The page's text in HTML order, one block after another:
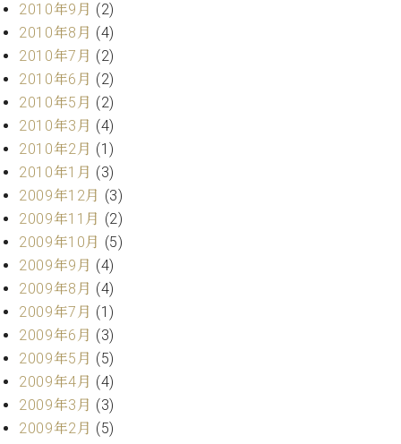
2010年9月 (2)
2010年8月 (4)
2010年7月 (2)
2010年6月 (2)
2010年5月 (2)
2010年3月 (4)
2010年2月 (1)
2010年1月 (3)
2009年12月 (3)
2009年11月 (2)
2009年10月 (5)
2009年9月 (4)
2009年8月 (4)
2009年7月 (1)
2009年6月 (3)
2009年5月 (5)
2009年4月 (4)
2009年3月 (3)
2009年2月 (5)